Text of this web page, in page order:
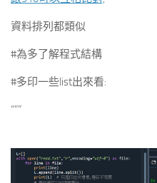
資料排列都類似
#為多了解程式結構
#多印一些list出來看:
“””